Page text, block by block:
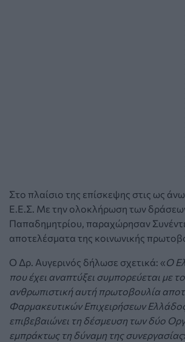
Στο πλαίσιο της επίσκεψης στις ως
Ε.Ε.Σ. Με την ολοκλήρωση των
Παπαδημητρίου, παραχώρησαν
αποτελέσματα της κοινωνικής
Ο Δρ. Αυγερινός δήλωσε σχετικά: «O
που έχει αναπτύξει συμπορεύεται με
ανθρωπιστική αυτή πρωτοβουλία
Φαρμακευτικών Επιχειρήσεων
επιβεβαιώνει τη δέσμευση των δύο
εμπράκτως τη δύναμη της συνεργασίας